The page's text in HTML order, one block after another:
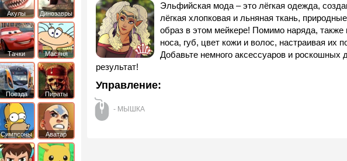
Эльфийская мода – это лёгкая одежда,
лёгкая хлопковая и льняная ткань,
образ в этом мейкере! Помимо наряда,
носа, губ, цвет кожи и волос, настраивая
Добавьте немного аксессуаров и роскошных
результат!
Управление:
- МЫШКА
Акулы Динозавры
Тачки Масяня
Поезда
Пираты
Карибского
Моря
Симпсоны
Аватар
легенда об
Аанге